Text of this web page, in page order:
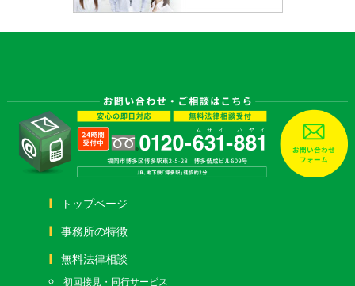
トップページ
事務所の特徴
無料法律相談
初回接見・同行サービス